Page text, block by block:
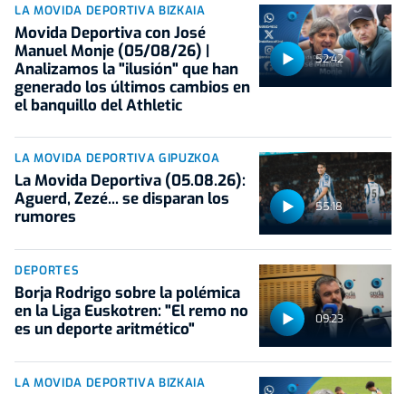
52:42
LA MOVIDA DEPORTIVA BIZKAIA
Movida Deportiva con José
Manuel Monje (05/08/26) |
Analizamos la "ilusión" que han
generado los últimos cambios en
el banquillo del Athletic
55:18
LA MOVIDA DEPORTIVA GIPUZKOA
La Movida Deportiva (05.08.26):
Aguerd, Zezé... se disparan los
rumores
09:23
DEPORTES
Borja Rodrigo sobre la polémica
en la Liga Euskotren: "El remo no
es un deporte aritmético"
LA MOVIDA DEPORTIVA BIZKAIA